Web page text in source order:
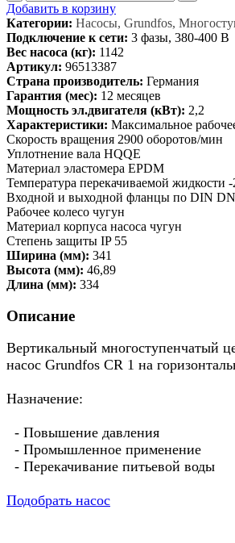
Добавить в корзину
Категории: Насосы, Grundfos,
Подключение к сети: 3 фазы, 380-400 В
Вес насоса (кг): 1142
Артикул: 96513387
Страна производитель: Германия
Гарантия (мес): 12 месяцев
Мощность эл.двигателя (кВт): 2,2
Характеристики: Максимальное
Скорость вращения 2900 оборотов/мин
Уплотнение вала HQQE
Материал эластомера EPDM
Температура перекачиваемой жидкости -
Входной и выходной фланцы по DIN
Рабочее колесо чугун
Материал корпуса насоса чугун
Степень защиты IP 55
Ширина (мм): 341
Высота (мм): 46,89
Длина (мм): 334
Описание
Вертикальный многоступенчатый
насос Grundfos CR 1 на
Назначение:
- Повышение давления
- Промышленное применение
- Перекачивание питьевой воды
Подобрать насос